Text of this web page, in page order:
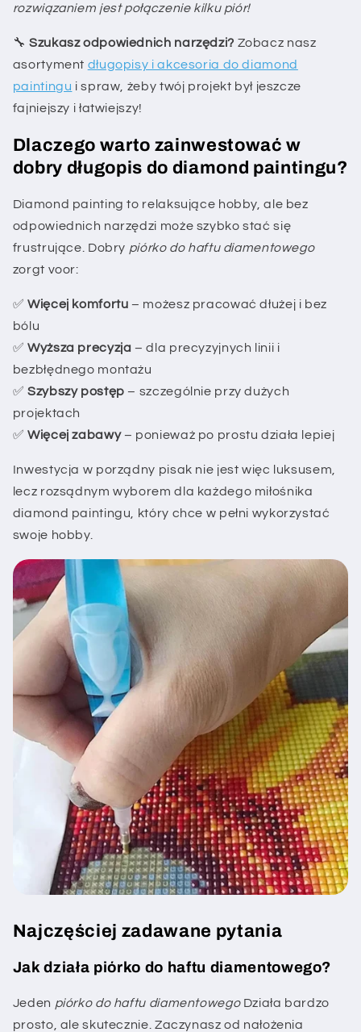
rozwiązaniem jest połączenie kilku piór!
🔧Szukasz odpowiednich narzędzi? Zobacz nasz
asortyment długopisy i akcesoria do diamond
paintingu i spraw, żeby twój projekt był jeszcze
fajniejszy i łatwiejszy!
Dlaczego warto zainwestować w
dobry długopis do diamond paintingu?
Diamond painting to relaksujące hobby, ale bez
odpowiednich narzędzi może szybko stać się
frustrujące. Dobry piórko do haftu diamentowego
zorgt voor:
✅Więcej komfortu – możesz pracować dłużej i bez
bólu
✅Wyższa precyzja – dla precyzyjnych linii i
bezbłędnego montażu
✅Szybszy postęp – szczególnie przy dużych
projektach
✅Więcej zabawy– ponieważ po prostu działa lepiej
Inwestycja w porządny pisak nie jest więc luksusem,
lecz rozsądnym wyborem dla każdego miłośnika
diamond paintingu, który chce w pełni wykorzystać
swoje hobby.
Najczęściej zadawane pytania
Jak działa piórko do haftu diamentowego?
Jeden piórko do haftu diamentowegoDziała bardzo
prosto, ale skutecznie. Zaczynasz od nałożenia